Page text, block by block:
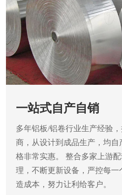
一站式自产自销
多年铝板/铝卷行业生产经验
商，从设计到成品生产，均
格非常实惠。
整合多家上游
理，不断更新设备，严控每一
造成本，努力让利给客户。